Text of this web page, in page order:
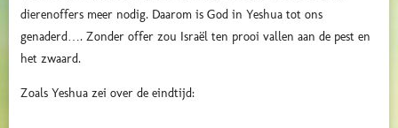
dierenoffers meer nodig. Daarom is God in Yeshua tot ons
genaderd…. Zonder offer zou Israël ten prooi vallen aan de pest en
het zwaard.
Zoals Yeshua zei over de eindtijd: